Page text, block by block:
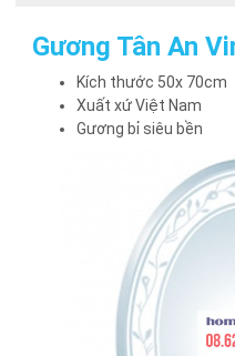
Gương Tân An
Kích thước 50x 70cm
Xuất xứ Việt Nam
Gương bỉ siêu bền